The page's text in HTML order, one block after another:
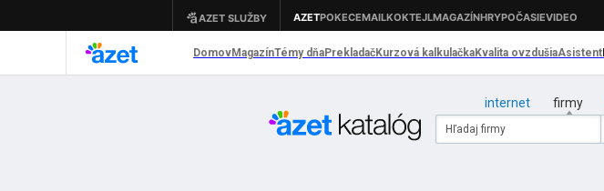
internet firmy